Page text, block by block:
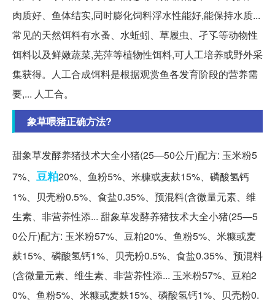
肉质好、鱼体结实,同时膨化饲料浮水性能好,能保持水质...
常见的天然饵料有水蚤、水蚯蚓、草履虫、孑孓等动物性
饵料以及鲜嫩蔬菜,芜萍等植物性饵料,可人工培养或野外采
集获得。人工合成饵料是根据观赏鱼各发育阶段的营养需
要,... 人工合。
象草喂猪正确方法?
甜象草发酵养猪技术大全小猪(25—50公斤)配方: 玉米粉5
7%、 豆粕20%、鱼粉5%、米糠或麦麸15%、磷酸氢钙
1%、贝壳粉0.5%、食盐0.35%、预混料(含微量元素、维
生素、非营养性添... 甜象草发酵养猪技术大全小猪(25—5
0公斤)配方: 玉米粉57%、豆粕20%、鱼粉5%、米糠或麦
麸15%、磷酸氢钙1%、贝壳粉0.5%、食盐0.35%、预混料
(含微量元素、维生素、非营养性添... 玉米粉57%、豆粕2
0%、鱼粉5%、米糠或麦麸15%、磷酸氢钙1%、贝壳粉0.